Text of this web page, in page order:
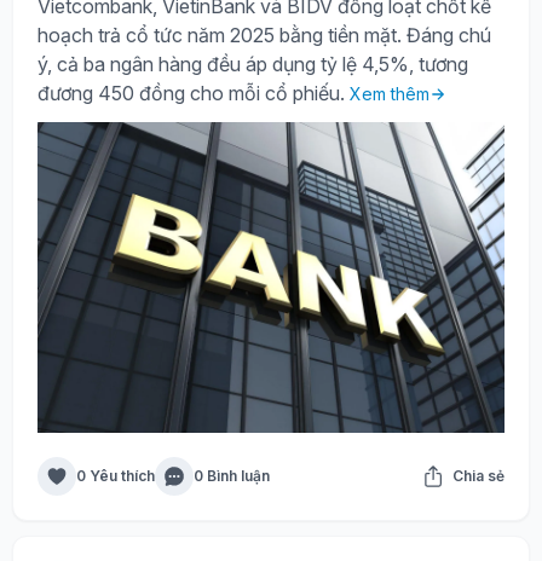
Vietcombank, VietinBank và BIDV đồng loạt chốt kế
hoạch trả cổ tức năm 2025 bằng tiền mặt. Đáng chú
ý, cả ba ngân hàng đều áp dụng tỷ lệ 4,5%, tương
đương 450 đồng cho mỗi cổ phiếu. Xem thêm
0 Yêu thích 0 Bình luận Chia sẻ